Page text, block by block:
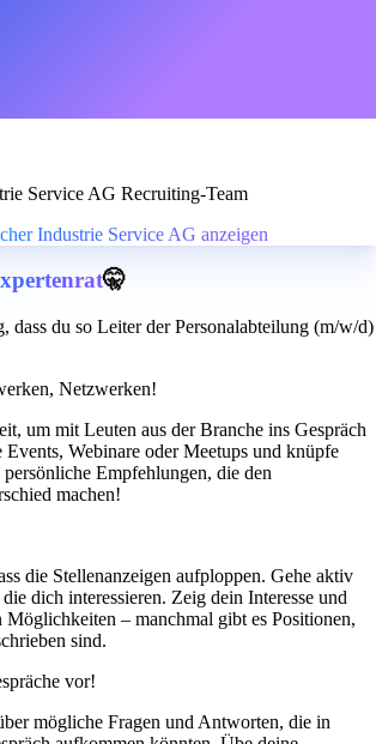
Service AG Recruiting-Team
Industrie Service AG anzeigen
🤫
dass du so Leiter der Personalabteilung (m/w/d)
Netzwerken!
um mit Leuten aus der Branche ins Gespräch
Events, Webinare oder Meetups und knüpfe
Empfehlungen, die den
machen!
die Stellenanzeigen aufploppen. Gehe aktiv
dich interessieren. Zeig dein Interesse und
Möglichkeiten – manchmal gibt es Positionen,
sind.
vor!
mögliche Fragen und Antworten, die in